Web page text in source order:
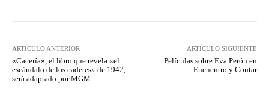
ARTÍCULO ANTERIOR
«Cacería», el libro que revela «el
escándalo de los cadetes» de 1942,
será adaptado por MGM
ARTÍCULO SIGUIENTE
Películas sobre Eva Perón en
Encuentro y Contar